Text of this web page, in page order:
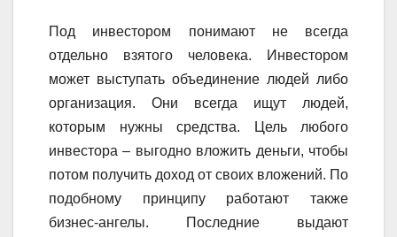
Под инвестором понимают не всегда
отдельно взятого человека. Инвестором
может выступать объединение людей либо
организация. Они всегда ищут людей,
которым нужны средства. Цель любого
инвестора – выгодно вложить деньги, чтобы
потом получить доход от своих вложений. По
подобному принципу работают также
бизнес-ангелы. Последние выдают